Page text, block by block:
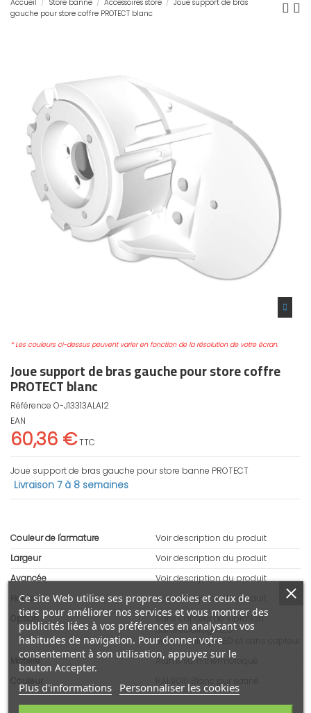
Accueil Store banne Accessoires store
Joue support de bras
gauche pour store coffre PROTECT blanc
* Les couleurs ci-dessus peuvent varier en fonction de la résolution de votre écran.
Joue support de bras gauche pour store coffre
PROTECT blanc
Référence O-J13313ALAI2
EAN
60,36 €TTC
Joue support de bras gauche pour store banne PROTECT
Livraison 7 à 8 semaines
Couleur de l'armature
Voir description du produit
Largeur
Voir description du produit
Avancée
Voir description du produit
Hauteur
Voir description du produit
Option
Sans capteur de vibration
Sans éclairage LED
Sans éclairage LED et sans capteur
Matière
Aluminium thermolaqué
Couleur
RAL9010 Blanc pur satiné
Ce site Web utilise ses propres cookies et ceux de
tiers pour améliorer nos services et vous montrer des
publicités liées à vos préférences en analysant vos
habitudes de navigation. Pour donner votre
consentement à son utilisation, appuyez sur le
bouton Accepter.
Plus d'informations Personnaliser les cookies